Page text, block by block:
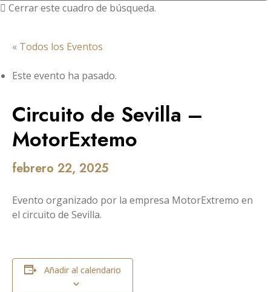
Cerrar este cuadro de búsqueda.
« Todos los Eventos
Este evento ha pasado.
Circuito de Sevilla –
MotorExtemo
febrero 22, 2025
Evento organizado por la empresa MotorExtremo en
el circuito de Sevilla.
Añadir al calendario